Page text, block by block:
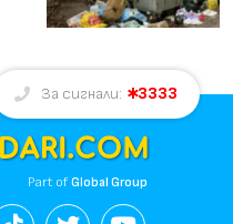
За сигнали: 3333
Part ofGlobal Group